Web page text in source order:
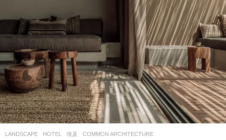
LANDSCAPE HOTEL 埃及 COMMON ARCHITECTURE